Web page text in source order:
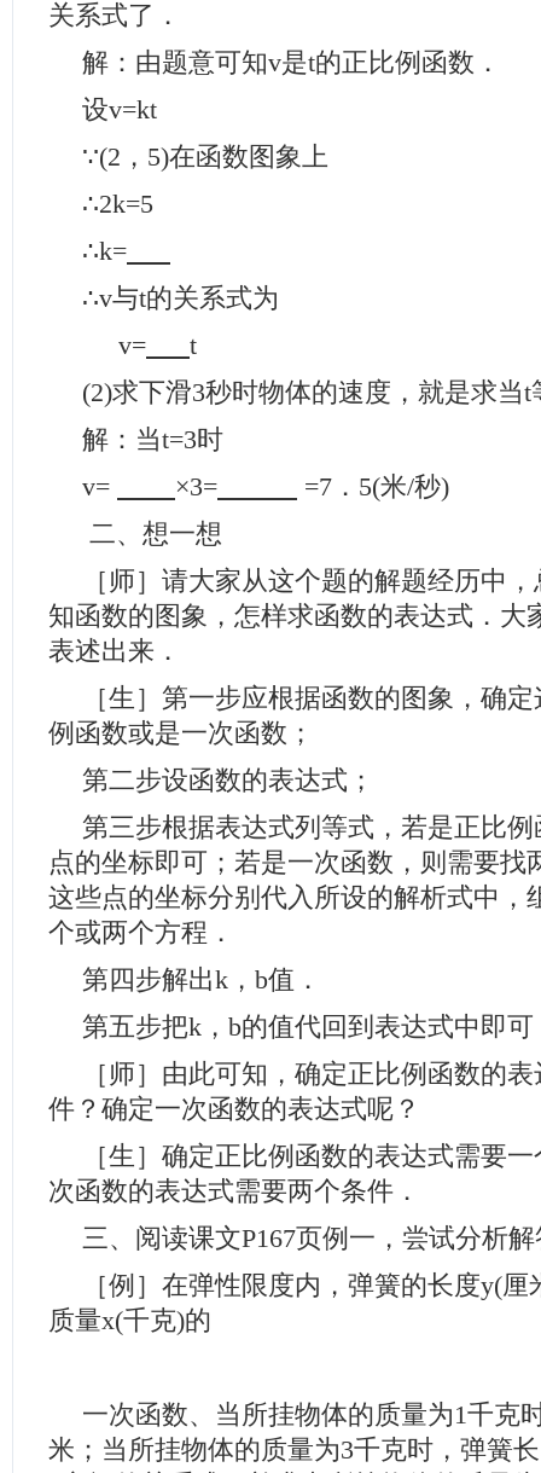
关系式了．
解：由题意可知v是t的正比例函数．
设v=kt
∵(2，5)在函数图象上
∴2k=5
∴k=
∴v与t的关系式为
v=
t
(2)求下滑3秒时物体的速度，就是求当
解：当t=3时
v=
×3=
=7．5(米/秒)
二、想一想
［师］请大家从这个题的解题经历中
知函数的图象，怎样求函数的表达式．大
表述出来．
［生］第一步应根据函数的图象，确
例函数或是一次函数；
第二步设函数的表达式；
第三步根据表达式列等式，若是正比
点的坐标即可；若是一次函数，则需要找
这些点的坐标分别代入所设的解析式中，
个或两个方程．
第四步解出k，b值．
第五步把k，b的值代回到表达式中即可
［师］由此可知，确定正比例函数的
件？确定一次函数的表达式呢？
［生］确定正比例函数的表达式需要
次函数的表达式需要两个条件．
三、阅读课文P167页例一，尝试分析
［例］在弹性限度内，弹簧的长度y(
质量x(千克)的
一次函数、当所挂物体的质量为1千克
米；当所挂物体的质量为3千克时，弹簧